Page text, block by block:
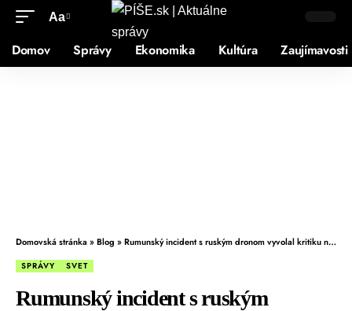
Aa
Domov Správy Ekonomika Kultúra Zaujímavosti
Domovská stránka»Blog »Rumunský incident s ruským dronom vyvolal kritiku naprieč Európou: Moskva je hrozbou pre celý kontinent
SPRÁVY SVET
Rumunský incident s ruským